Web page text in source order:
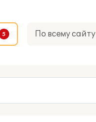
По всему сайту